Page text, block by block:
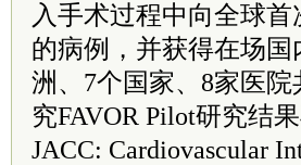
入手术过程中向全球
的病例，并获得在场
洲、7个国家、8家医
究FAVOR Pilot研究结
JACC: Cardiovascular